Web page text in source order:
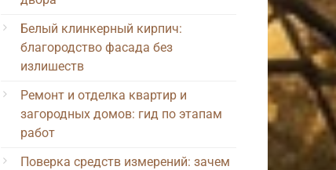
Белый клинкерный кирпич:
благородство фасада без
излишеств
Ремонт и отделка квартир и
загородных домов: гид по этапам
работ
Поверка средств измерений: зачем